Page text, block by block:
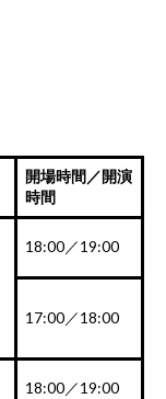
開場時間／開演
時間
18:00／19:00
17:00／18:00
18:00／19:00